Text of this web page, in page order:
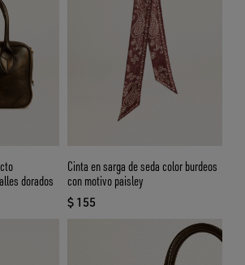
dorados
Cinta en sarga de seda color burdeos
con motivo paisley
$ 155
precio actual $ 155